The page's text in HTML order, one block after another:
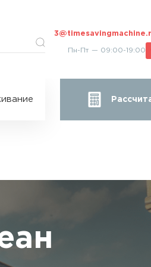
Пн-Пт — 09:00-19:00